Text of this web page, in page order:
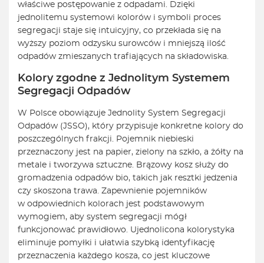
właściwe postępowanie z odpadami. Dzięki
jednolitemu systemowi kolorów i symboli proces
segregacji staje się intuicyjny, co przekłada się na
wyższy poziom odzysku surowców i mniejszą ilość
odpadów zmieszanych trafiających na składowiska.
Kolory zgodne z Jednolitym Systemem
Segregacji Odpadów
W Polsce obowiązuje Jednolity System Segregacji
Odpadów (JSSO), który przypisuje konkretne kolory do
poszczególnych frakcji. Pojemnik niebieski
przeznaczony jest na papier, zielony na szkło, a żółty na
metale i tworzywa sztuczne. Brązowy kosz służy do
gromadzenia odpadów bio, takich jak resztki jedzenia
czy skoszona trawa. Zapewnienie pojemników
w odpowiednich kolorach jest podstawowym
wymogiem, aby system segregacji mógł
funkcjonować prawidłowo. Ujednolicona kolorystyka
eliminuje pomyłki i ułatwia szybką identyfikację
przeznaczenia każdego kosza, co jest kluczowe